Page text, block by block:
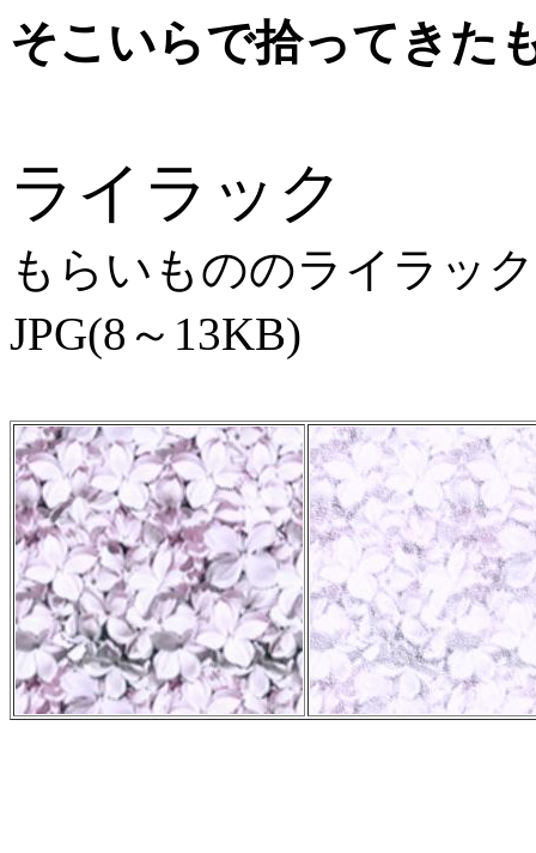
そこいらで拾ってきた
ライラック
もらいもののライラッ
JPG(8～13KB)